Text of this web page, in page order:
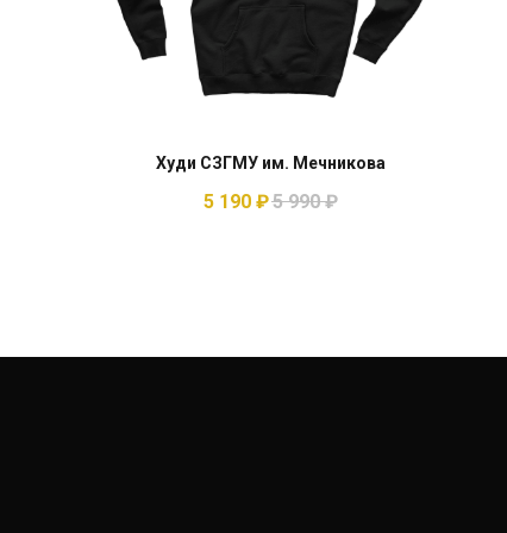
Худи СЗГМУ им. Мечникова
5 190 ₽5 990 ₽